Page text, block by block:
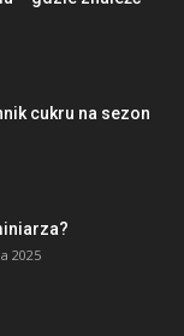
cukru na sezon
2025